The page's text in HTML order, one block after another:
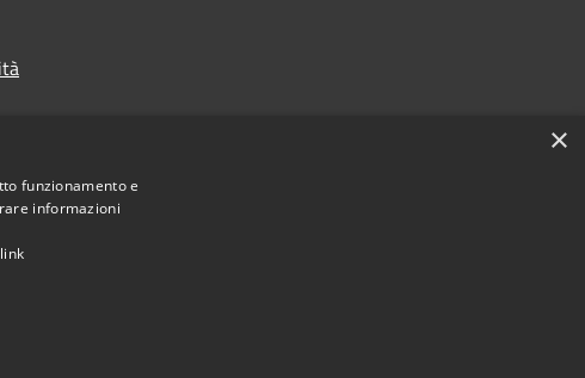
di Montecchio Maggiore • Powered by
×
funzionamento e
informazioni
link